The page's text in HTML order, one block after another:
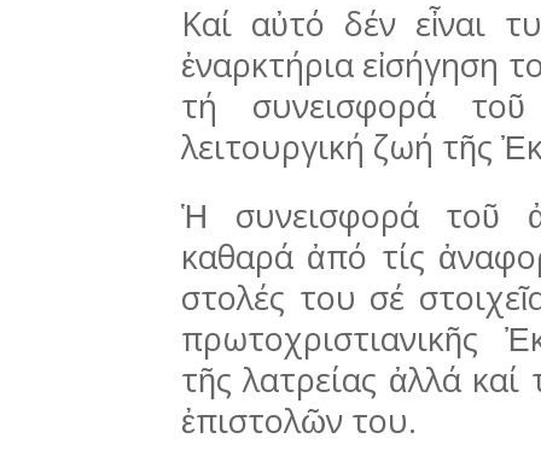
Καί αὐτό δέν εἶναι
ἐναρκτήρια εἰσή­γη­­ση
τή συνεισφορά
λειτουργική ζωή τῆς
Ἡ συνεισφορά τοῦ
καθαρά ἀπό τίς
στολές του σέ
πρωτοχριστια­νικῆς
τῆς λατρείας ἀλλά
ἐπιστολῶν του.